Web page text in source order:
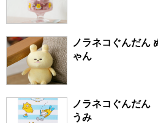
ノラネコぐんだ
ゃん
ノラネコぐんだ
うみ